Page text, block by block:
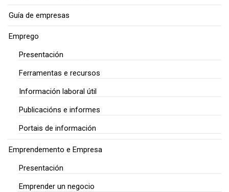
Guía de empresas
Emprego
Presentación
Ferramentas e recursos
Información laboral útil
Publicacións e informes
Portais de información
Emprendemento e Empresa
Presentación
Emprender un negocio